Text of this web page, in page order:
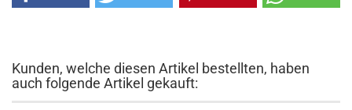
Kunden, welche diesen Artikel bestellten, haben
auch folgende Artikel gekauft: